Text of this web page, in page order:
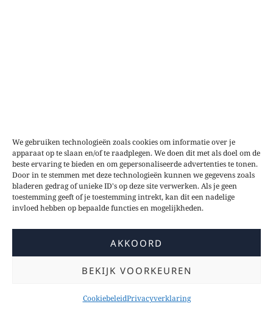
We gebruiken technologieën zoals cookies om informatie over je
apparaat op te slaan en/of te raadplegen. We doen dit met als doel om de
beste ervaring te bieden en om gepersonaliseerde advertenties te tonen.
Door in te stemmen met deze technologieën kunnen we gegevens zoals
bladeren gedrag of unieke ID's op deze site verwerken. Als je geen
toestemming geeft of je toestemming intrekt, kan dit een nadelige
invloed hebben op bepaalde functies en mogelijkheden.
AKKOORD
BEKIJK VOORKEUREN
CookiebeleidPrivacyverklaring